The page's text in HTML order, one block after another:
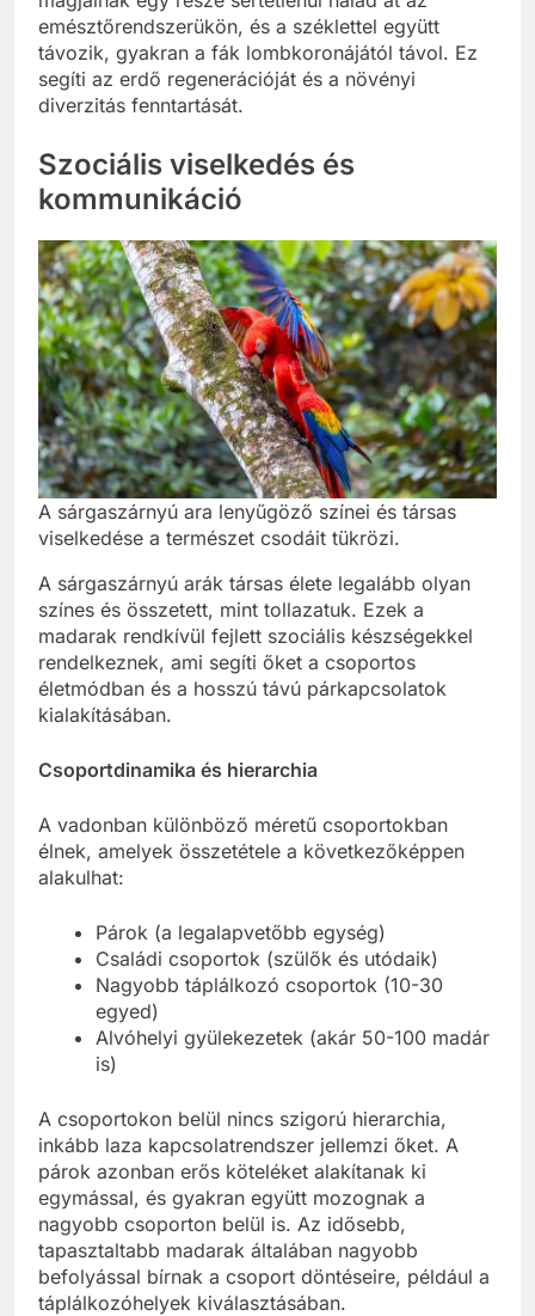
emésztőrendszerükön, és a széklettel együtt
távozik, gyakran a fák lombkoronájától távol. Ez
segíti az erdő regenerációját és a növényi
diverzitás fenntartását.
Szociális viselkedés és
kommunikáció
A sárgaszárnyú ara lenyűgöző színei és társas
viselkedése a természet csodáit tükrözi.
A sárgaszárnyú arák társas élete legalább olyan
színes és összetett, mint tollazatuk. Ezek a
madarak rendkívül fejlett szociális készségekkel
rendelkeznek, ami segíti őket a csoportos
életmódban és a hosszú távú párkapcsolatok
kialakításában.
Csoportdinamika és hierarchia
A vadonban különböző méretű csoportokban
élnek, amelyek összetétele a következőképpen
alakulhat:
Párok (a legalapvetőbb egység)
Családi csoportok (szülők és utódaik)
Nagyobb táplálkozó csoportok (10-30
egyed)
Alvóhelyi gyülekezetek (akár 50-100 madár
is)
A csoportokon belül nincs szigorú hierarchia,
inkább laza kapcsolatrendszer jellemzi őket. A
párok azonban erős köteléket alakítanak ki
egymással, és gyakran együtt mozognak a
nagyobb csoporton belül is. Az idősebb,
tapasztaltabb madarak általában nagyobb
befolyással bírnak a csoport döntéseire, például a
táplálkozóhelyek kiválasztásában.